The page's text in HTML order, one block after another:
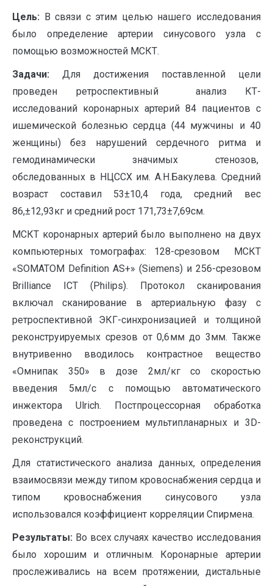
Цель: В связи с этим целью нашего исследования
было определение артерии синусового узла с
помощью возможностей МСКТ.
Задачи: Для достижения поставленной цели
проведен ретроспективный анализ КТ-
исследований коронарных артерий 84 пациентов с
ишемической болезнью сердца (44 мужчины и 40
женщины) без нарушений сердечного ритма и
гемодинамически значимых стенозов,
обследованных в НЦССХ им. А.Н.Бакулева. Средний
возраст составил 53±10,4 года, средний вес
86,±12,93кг и средний рост 171,73±7,69см.
МСКТ коронарных артерий было выполнено на двух
компьютерных томографах: 128-срезовом МСКТ
«SOMATOM Definition AS+» (Siemens) и 256-срезовом
Brilliance ICT (Philips). Протокол сканирования
включал сканирование в артериальную фазу с
ретроспективной ЭКГ-синхронизацией и толщиной
реконструируемых срезов от 0,6мм до 3мм. Также
внутривенно вводилось контрастное вещество
«Омнипак 350» в дозе 2мл/кг со скоростью
введения 5мл/с c помощью автоматического
инжектора Ulrich. Постпроцессорная обработка
проведена с построением мультипланарных и 3D-
реконструкций.
Для статистического анализа данных, определения
взаимосвязи между типом кровоснабжения сердца и
типом кровоснабжения синусового узла
использовался коэффициент корреляции Спирмена.
Результаты: Во всех случаях качество исследования
было хорошим и отличным. Коронарные артерии
прослеживались на всем протяжении, дистальные